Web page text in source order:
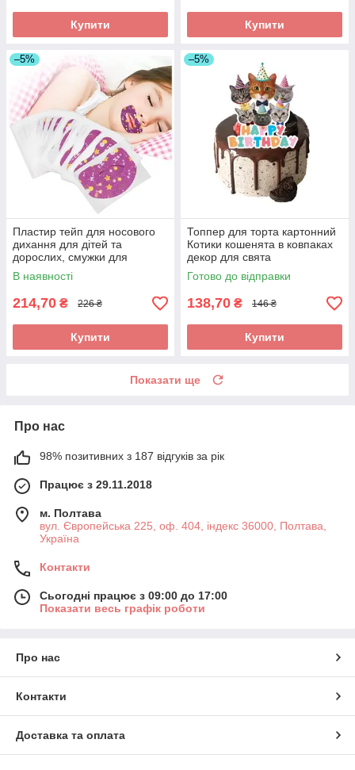
Купити Купити
–5%
Пластир тейп для носового
дихання для дітей та
дорослих, смужки для
здорового сну 30 шт BYC
В наявності
214,70 ₴ 226 ₴
Купити
–5%
Топпер для торта картонний
Котики кошенята в ковпаках
декор для свята
Готово до відправки
138,70 ₴ 146 ₴
Купити
Показати ще
Про нас
98% позитивних з 187 відгуків за рік
Працює з 29.11.2018
м. Полтава
вул. Європейська 225, оф. 404, індекс 36000, Полтава,
Україна
Контакти
Сьогодні працює з 09:00 до 17:00
Показати весь графік роботи
Про нас
Контакти
Доставка та оплата